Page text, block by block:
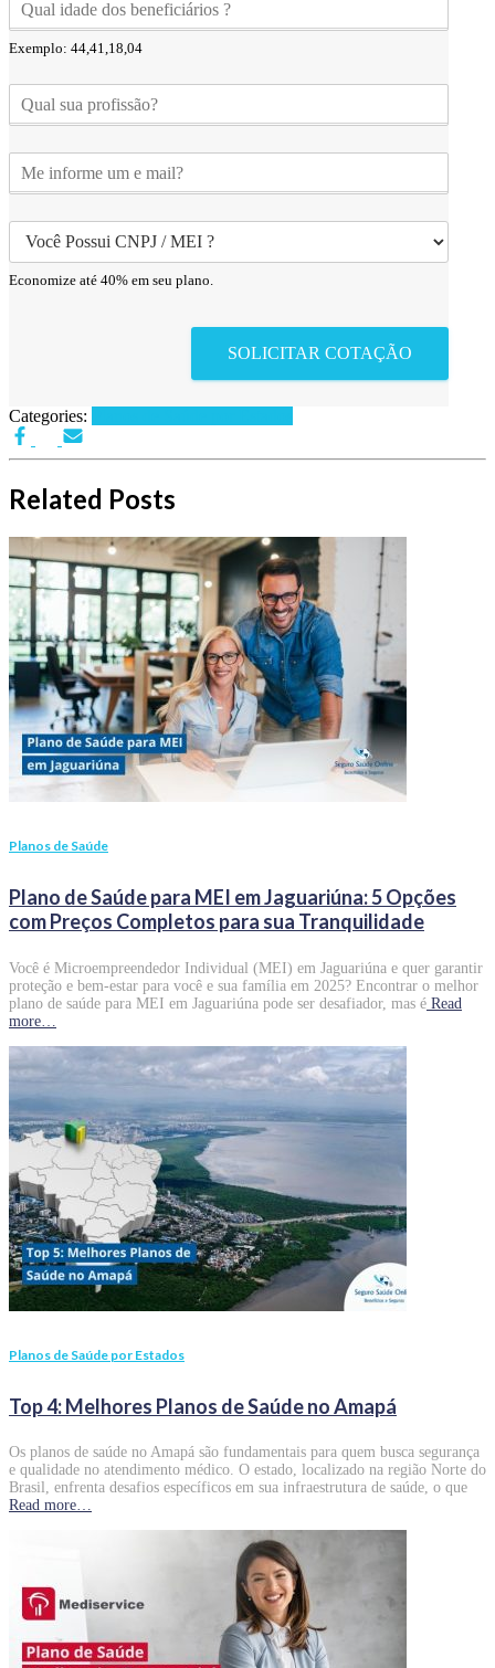
Exemplo: 44,41,18,04
Economize até 40% em seu plano.
SOLICITAR COTAÇÃO
Categories:
Related Posts
Planos de Saúde
Plano de Saúde para MEI em Jaguariúna: 5 Opções
com Preços Completos para sua Tranquilidade
Você é Microempreendedor Individual (MEI) em Jaguariúna e quer garantir
proteção e bem-estar para você e sua família em 2025? Encontrar o melhor
plano de saúde para MEI em Jaguariúna pode ser desafiador, mas é Read
more…
Planos de Saúde por Estados
Top 4: Melhores Planos de Saúde no Amapá
Os planos de saúde no Amapá são fundamentais para quem busca segurança
e qualidade no atendimento médico. O estado, localizado na região Norte do
Brasil, enfrenta desafios específicos em sua infraestrutura de saúde, o que
Read more…